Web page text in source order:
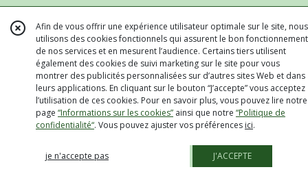
Afin de vous offrir une expérience utilisateur optimale sur le site, nous
utilisons des cookies fonctionnels qui assurent le bon fonctionnement
de nos services et en mesurent l’audience. Certains tiers utilisent
également des cookies de suivi marketing sur le site pour vous
montrer des publicités personnalisées sur d’autres sites Web et dans
leurs applications. En cliquant sur le bouton “J’accepte” vous acceptez
l’utilisation de ces cookies. Pour en savoir plus, vous pouvez lire notre
page “Informations sur les cookies” ainsi que notre “Politique de
confidentialité“. Vous pouvez ajuster vos préférences ici.
je n'accepte pas J'ACCEPTE